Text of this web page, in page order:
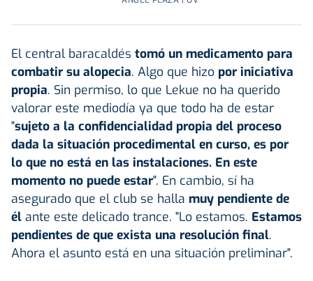
El central baracaldés tomó un medicamento para
combatir su alopecia. Algo que hizo por iniciativa
propia. Sin permiso, lo que Lekue no ha querido
valorar este mediodía ya que todo ha de estar
"sujeto a la confidencialidad propia del proceso
dada la situación procedimental en curso, es por
lo que no está en las instalaciones. En este
momento no puede estar". En cambio, sí ha
asegurado que el club se halla muy pendiente de
él ante este delicado trance. "Lo estamos. Estamos
pendientes de que exista una resolución final.
Ahora el asunto está en una situación preliminar".